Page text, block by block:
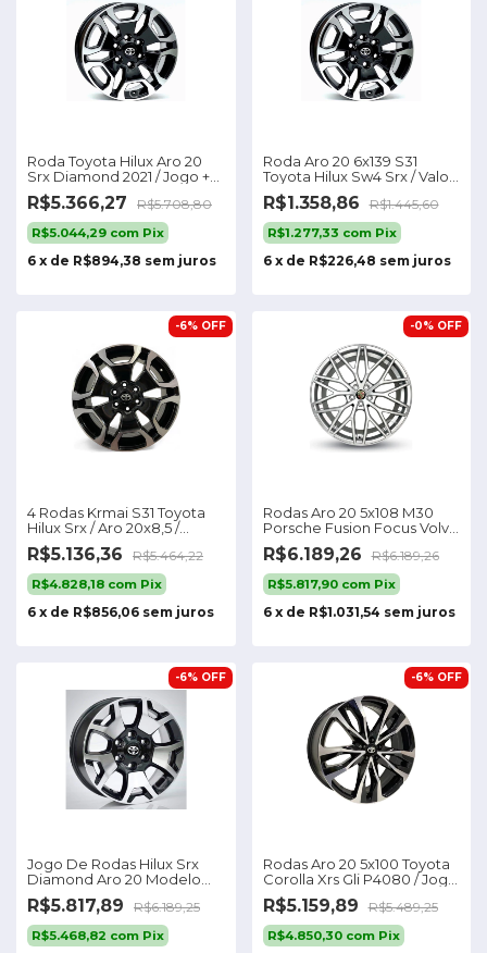
Roda Toyota Hilux Aro 20
Srx Diamond 2021 / Jogo +
Bicos Cor Preta
Diamantada
R$5.366,27 R$5.708,80
R$5.044,29 com Pix
6 x de R$894,38 sem juros
Roda Aro 20 6x139 S31
Toyota Hilux Sw4 Srx / Valor
Unitário Cor Preta
Diamantada
R$1.358,86 R$1.445,60
R$1.277,33 com Pix
6 x de R$226,48 sem juros
4 Rodas Krmai S31 Toyota
Hilux Srx / Aro 20x8,5 /
(6x139) Et35 Cor Preta
Diamantada
-6% OFF
R$5.136,36 R$5.464,22
R$4.828,18 com Pix
6 x de R$856,06 sem juros
Rodas Aro 20 5x108 M30
Porsche Fusion Focus Volvo
4 Rodas Cor Prata 5x108
-0% OFF
R$6.189,26 R$6.189,26
R$5.817,90 com Pix
6 x de R$1.031,54 sem juros
Jogo De Rodas Hilux Srx
Diamond Aro 20 Modelo
Cor Preto Diamante
-6% OFF
R$5.817,89 R$6.189,25
R$5.468,82 com Pix
Rodas Aro 20 5x100 Toyota
Corolla Xrs Gli P4080 / Jogo
-6% OFF
R$5.159,89 R$5.489,25
R$4.850,30 com Pix